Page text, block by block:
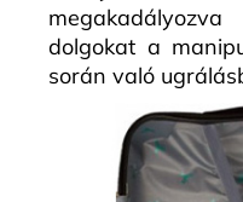
dolgokat a
során való